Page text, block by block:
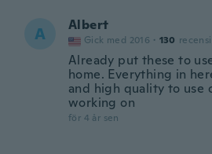
A Albert
Gick med 2016 · 130
Already put these to
home. Everything in
and high quality to use
working on
för 4 år sen